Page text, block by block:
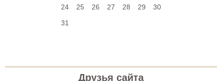
24
25 26 27 28 29
30
31
Друзья сайта